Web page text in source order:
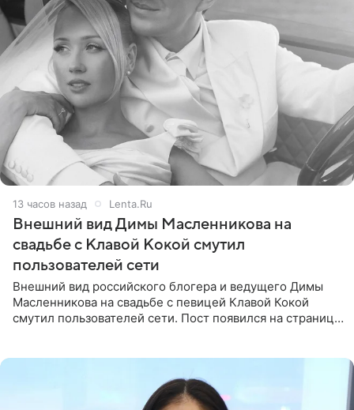
13 часов назад Lenta.Ru
Внешний вид Димы Масленникова на
свадьбе с Клавой Кокой смутил
пользователей сети
Внешний вид российского блогера и ведущего Димы
Масленникова на свадьбе с певицей Клавой Кокой
смутил пользователей сети. Пост появился на странице